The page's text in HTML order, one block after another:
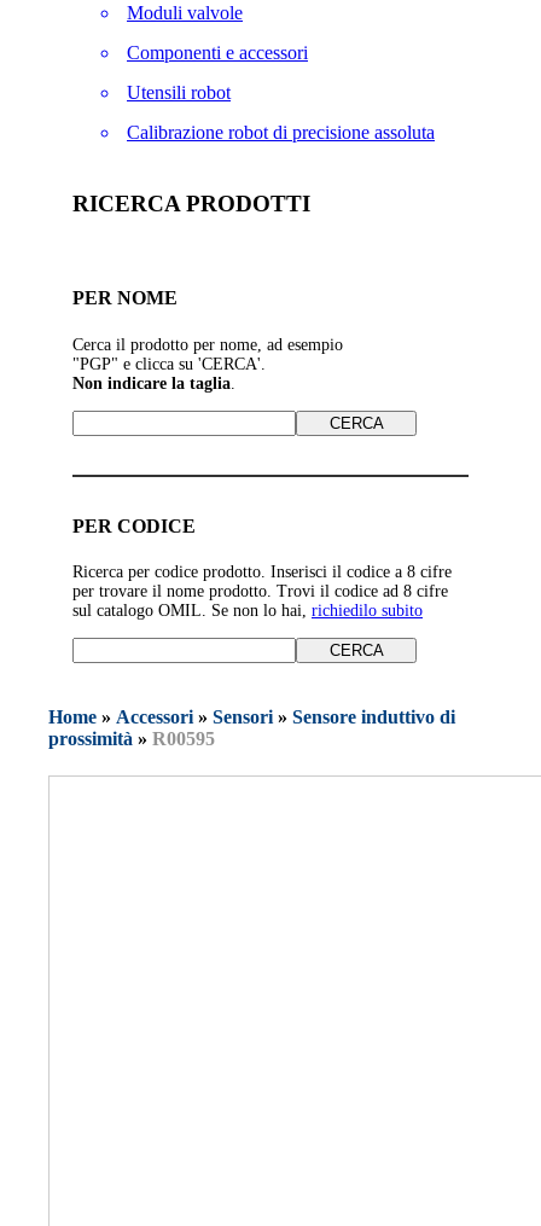
Moduli valvole
Componenti e accessori
Utensili robot
Calibrazione robot di precisione assoluta
RICERCA PRODOTTI
PER NOME
Cerca il prodotto per nome, ad esempio
"PGP" e clicca su 'CERCA'.
Non indicare la taglia
PER CODICE
Ricerca per codice prodotto. Inserisci il codice a 8 cifre
per trovare il nome prodotto. Trovi il codice ad 8 cifre
sul catalogo OMIL. Se non lo hai, richiedilo subito
Home » Accessori » Sensori » Sensore induttivo di
prossimità » R00595